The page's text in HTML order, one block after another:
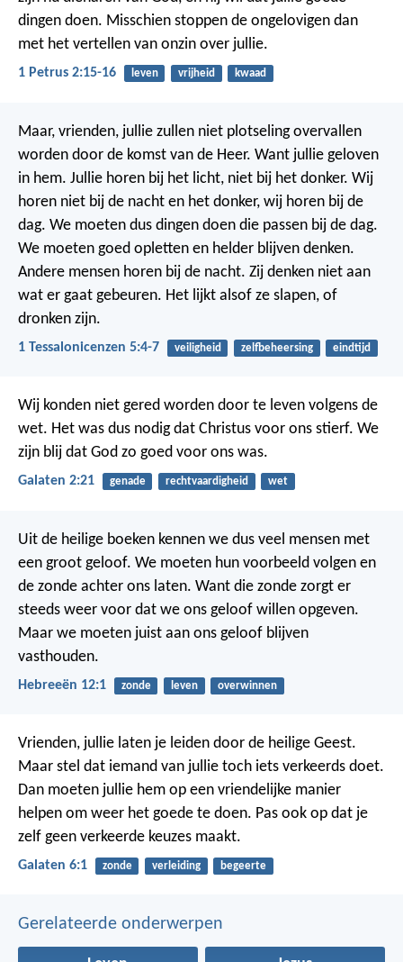
dingen doen. Misschien stoppen de ongelovigen dan
met het vertellen van onzin over jullie.
1 Petrus 2:15-16 leven vrijheid kwaad
Maar, vrienden, jullie zullen niet plotseling overvallen
worden door de komst van de Heer. Want jullie geloven
in hem. Jullie horen bij het licht, niet bij het donker. Wij
horen niet bij de nacht en het donker, wij horen bij de
dag. We moeten dus dingen doen die passen bij de dag.
We moeten goed opletten en helder blijven denken.
Andere mensen horen bij de nacht. Zij denken niet aan
wat er gaat gebeuren. Het lijkt alsof ze slapen, of
dronken zijn.
1 Tessalonicenzen 5:4-7 veiligheid zelfbeheersing eindtijd
Wij konden niet gered worden door te leven volgens de
wet. Het was dus nodig dat Christus voor ons stierf. We
zijn blij dat God zo goed voor ons was.
Galaten 2:21 genade rechtvaardigheid wet
Uit de heilige boeken kennen we dus veel mensen met
een groot geloof. We moeten hun voorbeeld volgen en
de zonde achter ons laten. Want die zonde zorgt er
steeds weer voor dat we ons geloof willen opgeven.
Maar we moeten juist aan ons geloof blijven
vasthouden.
Hebreeën 12:1 zonde leven overwinnen
Vrienden, jullie laten je leiden door de heilige Geest.
Maar stel dat iemand van jullie toch iets verkeerds doet.
Dan moeten jullie hem op een vriendelijke manier
helpen om weer het goede te doen. Pas ook op dat je
zelf geen verkeerde keuzes maakt.
Galaten 6:1 zonde verleiding begeerte
Gerelateerde onderwerpen